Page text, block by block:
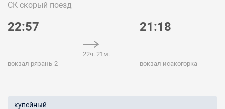
СК скорый поезд
22:57
вокзал рязань-2
22ч. 21м.
21:18
вокзал исакогорка
купейный